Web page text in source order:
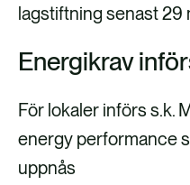
lagstiftning senast 29
Energikrav
För lokaler införs s.k.
energy performance
uppnås